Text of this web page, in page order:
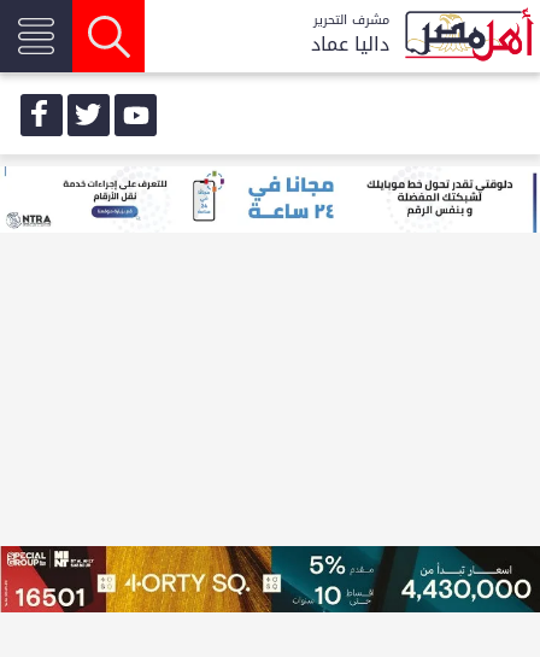
مشرف التحرير
داليا عماد